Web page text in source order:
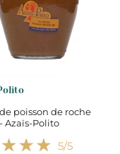
poisson de roche
Azaïs-Polito
5/5